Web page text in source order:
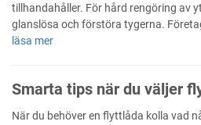
tillhandahåller. För hård rengöring av
glanslösa och förstöra tygerna.
läsa mer
Smarta tips när du väljer
När du behöver en flyttlåda kolla vad